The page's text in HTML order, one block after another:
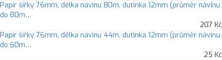
Papír šířky 76mm, délka návinu 80m, dutinka 12mm (průměr návinu
do 80m…
207 Kč
Papír šířky 76mm, délka návinu 44m, dutinka 12mm (průměr návinu
do 60m…
25 Kč